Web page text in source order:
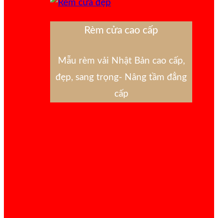
Rèm cửa cao cấp
Mẫu rèm vải Nhật Bản cao cấp,
đẹp, sang trọng- Nâng tầm đẳng
cấp